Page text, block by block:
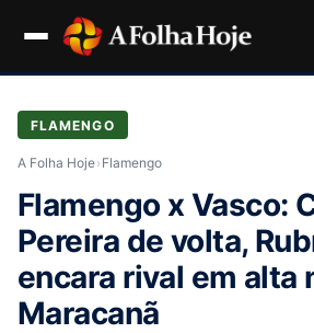
FLAMENGO
A Folha Hoje› Flamengo
Flamengo x Vasco:
Pereira de volta,
encara rival em alta
Maracanã